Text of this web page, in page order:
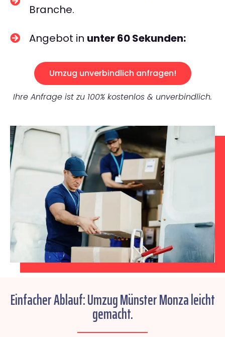
Branche.
Angebot in unter 60 Sekunden:
Umzug unverbindlich anfragen!
Ihre Anfrage ist zu 100% kostenlos & unverbindlich.
Einfacher Ablauf: Umzug Münster Monza leicht
gemacht.